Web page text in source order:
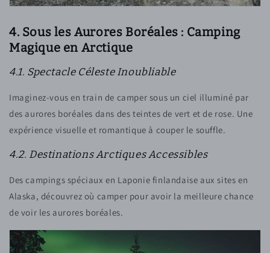
4. Sous les Aurores Boréales : Camping
Magique en Arctique
4.1. Spectacle Céleste Inoubliable
Imaginez-vous en train de camper sous un ciel illuminé par
des aurores boréales dans des teintes de vert et de rose. Une
expérience visuelle et romantique à couper le souffle.
4.2. Destinations Arctiques Accessibles
Des campings spéciaux en Laponie finlandaise aux sites en
Alaska, découvrez où camper pour avoir la meilleure chance
de voir les aurores boréales.